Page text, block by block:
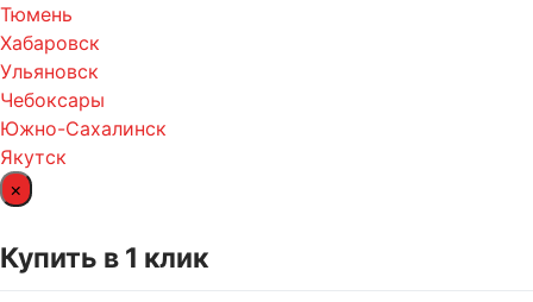
Тюмень
Хабаровск
Ульяновск
Чебоксары
Южно-Сахалинск
Якутск
×
Купить в 1 клик